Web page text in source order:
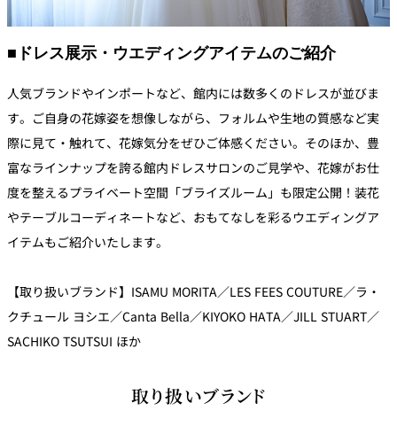
■ドレス展示・ウエディングアイテムのご紹介
人気ブランドやインポートなど、館内には数多くのドレスが並びま
す。ご自身の花嫁姿を想像しながら、フォルムや生地の質感など実
際に見て・触れて、花嫁気分をぜひご体感ください。そのほか、豊
富なラインナップを誇る館内ドレスサロンのご見学や、花嫁がお仕
度を整えるプライベート空間「ブライズルーム」も限定公開！装花
やテーブルコーディネートなど、おもてなしを彩るウエディングア
イテムもご紹介いたします。
【取り扱いブランド】ISAMU MORITA／LES FEES COUTURE／ラ・
クチュール ヨシエ／Canta Bella／KIYOKO HATA／JILL STUART／
SACHIKO TSUTSUI ほか
取り扱いブランド